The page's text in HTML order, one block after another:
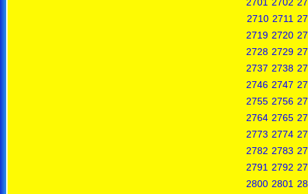
2710 2711
2719 2720
2728 2729
2737 2738
2746 2747
2755 2756
2764 2765
2773 2774
2782 2783
2791 2792
2800 2801